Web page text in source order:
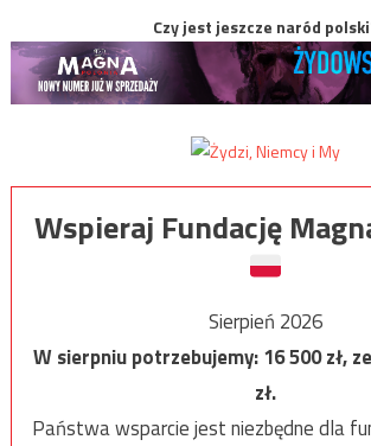
Czy jest jeszcze naród
Wspieraj Fundację
Sierpień 2026
W sierpniu potrzebujemy:16 500zł,
zł.
Państwa wsparcie jest niezbędne dla